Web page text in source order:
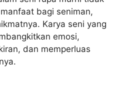
bagi seniman,
Karya seni yang
emosi,
dan memperluas